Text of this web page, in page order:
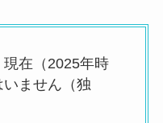
在（2025年時
ません（独